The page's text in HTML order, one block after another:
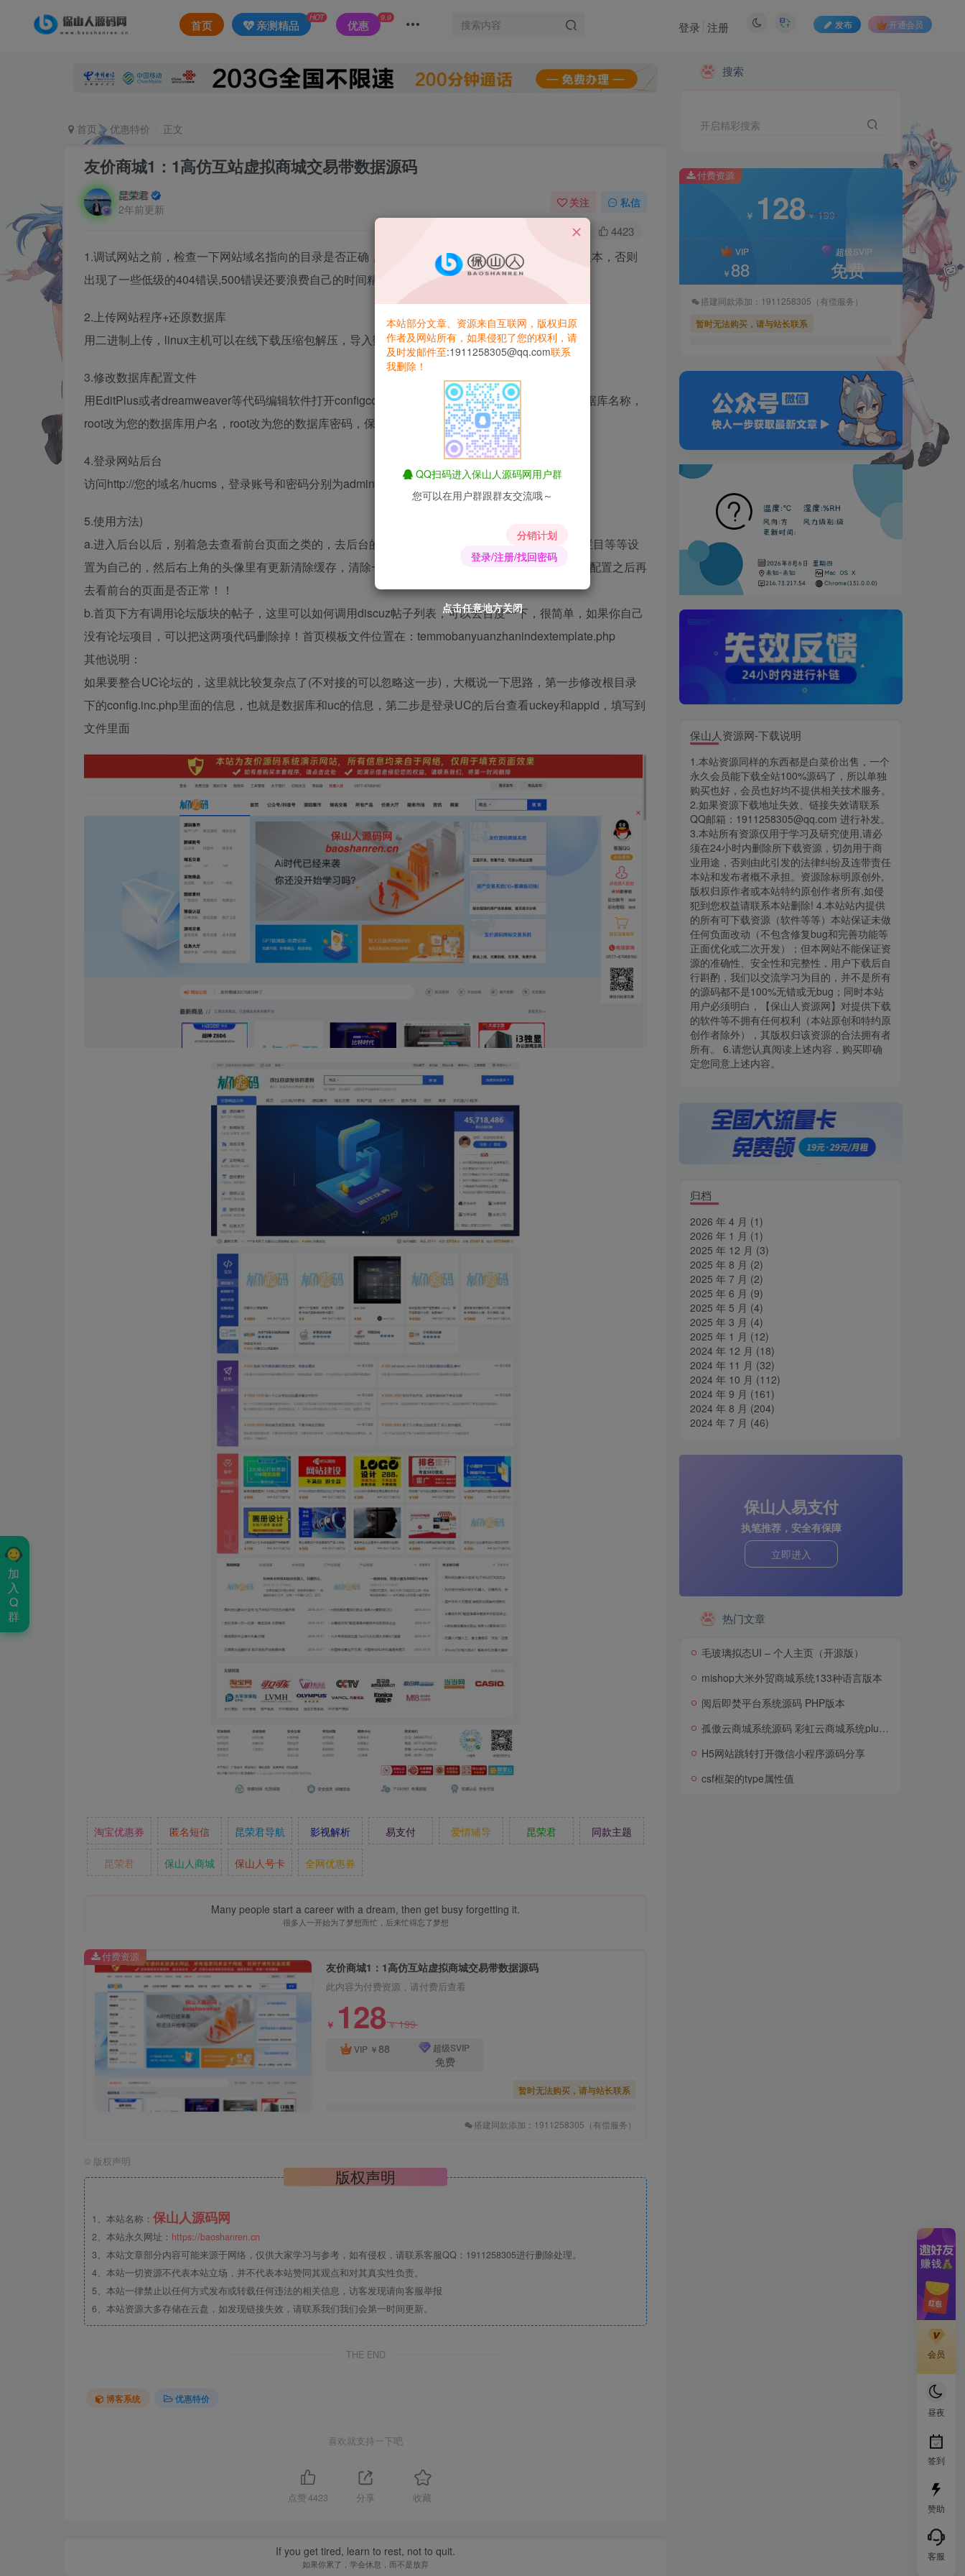
首页 亲测精品
HOT
优惠
9.9
发布 开通会员
登录 注册
首页 优惠特价 正文
友价商城1：1高仿互站虚拟商城交易带数据源码
昆荣君
2年前更新
关注 私信
5.4W+ 4423
1.调试网站之前，检查一下网站域名指向的目录是否正确，环境的php版本是否是教程中指定的php版本，否则
出现了一些低级的404错误,500错误还要浪费自己的时间精力！
2.上传网站程序+还原数据库
用二进制上传，linux主机可以在线下载压缩包解压，导入数据库文件夹下的Data.sql数据库备份文
3.修改数据库配置文件
用EditPlus或者dreamweaver等代码编辑软件打开configconfig.php文件，把里面的demo改为您的数据库名称，
root改为您的数据库用户名，root改为您的数据库密码，保存即可，上传到网站对应目录覆盖
4.登录网站后台
访问http://您的域名/hucms，登录账号和密码分别为admin1和admin1
5.使用方法)
a.进入后台以后，别着急去查看前台页面之类的，去后台的基础设置里面把网站的域名,关键词,文章栏目等等设
置为自己的，然后右上角的头像里有更新清除缓存，清除一下缓存这样你的设置才会生效，这样操作配置之后再
去看前台的页面是否正常！！
b.首页下方有调用论坛版块的帖子，这里可以如何调用discuz帖子列表，可以去百度一下，很简单，如果你自己
没有论坛项目，可以把这两项代码删除掉！首页模板文件位置在：temmobanyuanzhanindextemplate.php
其他说明：
如果要整合UC论坛的，这里就比较复杂点了(不对接的可以忽略这一步)，大概说一下思路，第一步修改根目录
下的config.inc.php里面的信息，也就是数据库和uc的信息，第二步是登录UC的后台查看uckey和appid，填写到
文件里面
淘宝优惠券 匿名短信 昆荣君导航 影视解析 易支付 爱情辅导 昆荣君 同款主题
昆荣君 保山人商城 保山人号卡 全网优惠券
Many people start a career with a dream, then get busy forgetting it.
很多人一开始为了梦想而忙，后来忙得忘了梦想
友价商城1：1高仿互站虚拟商城交易带数据源码
此内容为付费资源，请付费后查看
￥ 128￥199
VIP ￥88 超级SVIP
免费
暂时无法购买，请与站长联系
搭建同款添加：1911258305（有偿服务）
付费资源
© 版权声明
版权声明
1、本站名称： 保山人源码网
2、本站永久网址： https://baoshanren.cn
3、本站文章部分内容可能来源于网络，仅供大家学习与参考，如有侵权，请联系客服QQ：1911258305进行删除处理。
4、本站一切资源不代表本站立场，并不代表本站赞同其观点和对其真实性负责。
5、本站一律禁止以任何方式发布或转载任何违法的相关信息，访客发现请向客服举报
6、本站资源大多存储在云盘，如发现链接失效，请联系我们我们会第一时间更新。
THE END
博客系统 优惠特价
喜欢就支持一下吧
点赞 4423 分享 收藏
If you get tired, learn to rest, not to quit.
如果你累了，学会休息，而不是放弃
付费资源
￥88 免费
搭建同款添加：1911258305（有偿服务）
暂时无法购买，请与站长联系
搜索
开启精彩搜索
付费资源
￥ 128￥199
VIP
￥ 88
超级SVIP
免费
搭建同款添加：1911258305（有偿服务）
暂时无法购买，请与站长联系
保山人资源网-下载说明
1.本站资源同样的东西都是白菜价出售，一个
永久会员能下载全站100%源码了，所以单独
购买也好，会员也好均不提供相关技术服务。
2.如果资源下载地址失效、链接失效请联系
QQ邮箱：1911258305@qq.com 进行补发。
3.本站所有资源仅用于学习及研究使用,请必
须在24小时内删除所下载资源，切勿用于商
业用途，否则由此引发的法律纠纷及连带责任
本站和发布者概不承担。资源除标明原创外,
版权归原作者或本站特约原创作者所有,如侵
犯到您权益请联系本站删除! 4.本站站内提供
的所有可下载资源（软件等等）本站保证未做
任何负面改动（不包含修复bug和完善功能等
正面优化或二次开发）；但本网站不能保证资
源的准确性、安全性和完整性，用户下载后自
行斟酌，我们以交流学习为目的，并不是所有
的源码都不是100%无错或无bug；同时本站
用户必须明白，【保山人资源网】对提供下载
的软件等不拥有任何权利（本站原创和特约原
创作者除外），其版权归该资源的合法拥有者
所有。 6.请您认真阅读上述内容，购买即确
定您同意上述内容。
归档
2026 年 4 月 (1)
2026 年 1 月 (1)
2025 年 12 月 (3)
2025 年 8 月 (2)
2025 年 7 月 (2)
2025 年 6 月 (9)
2025 年 5 月 (4)
2025 年 3 月 (4)
2025 年 1 月 (12)
2024 年 12 月 (18)
2024 年 11 月 (32)
2024 年 10 月 (112)
2024 年 9 月 (161)
2024 年 8 月 (204)
2024 年 7 月 (46)
保山人易支付
执笔推荐，安全有保障
立即进入
热门文章
毛玻璃拟态UI – 个人主页（开源版）
mishop大米外贸商城系统133种语言版本
阅后即焚平台系统源码 PHP版本
孤傲云商城系统源码 彩虹云商城系统plus史诗级增强版
H5网站跳转打开微信小程序源码分享
csf框架的type属性值
点击任意地方关闭
点击任意地方关闭
点击任意地方关闭
点击任意地方关闭
点击任意地方关闭
点击任意地方关闭
点击任意地方关闭
本站部分文章、资源来自互联网，版权归原
作者及网站所有，如果侵犯了您的权利，请
及时发邮件至:1911258305@qq.com联系
我删除！
QQ扫码进入保山人源码网用户群
您可以在用户群跟群友交流哦～
分销计划
登录/注册/找回密码
会员
昼夜
签到
赞助
客服
加
入
Q
群